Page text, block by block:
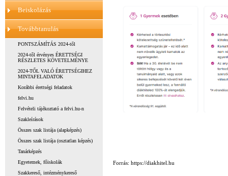
Beiskolázás
Továbbtanulás
PONTSZÁMÍTÁS 2024-től
2024-től érvényes ÉRETTSÉGI
RÉSZLETES KÖVETELMÉNYE
2024-TŐL VALÓ ÉRETTSÉGIHEZ
MINTAFELADATOK
Korábbi érettségi feladatok
felvi.hu
Felvételi tájékoztató a felvi.hu-n
Szakleírások
Összes szak listája (alapképzés)
Összes szak listája (osztatlan képzés)
Tanárképzés
Egyetemek, főiskolák
Szakkereső, intézménykereső
Forrás: https://diakhitel.hu